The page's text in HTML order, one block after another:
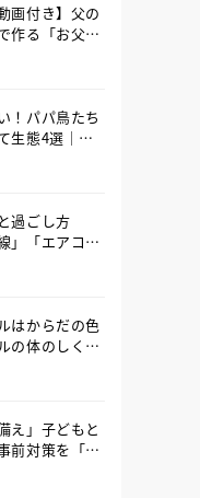
画付き】父の
作る「お父さ
！パパ鳥たち
生態4選｜図
過ごし方
」「エアコ
」…〔気象予
はからだの色
の体のしくみ
ょうまで図鑑
え」子どもと
前対策を「防
解説